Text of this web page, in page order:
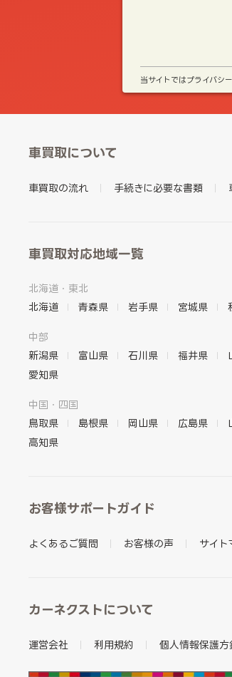
当サイトではプライバシ
車買取について
車買取の流れ 手続きに必要な書類
車買取対応地域一覧
北海道・東北
北海道
青森県 岩手県 宮城県
中部
新潟県
富山県 石川県 福井県
愛知県
中国・四国
鳥取県
島根県 岡山県 広島県
高知県
お客様サポートガイド
よくあるご質問 お客様の声 サイト
カーネクストについて
運営会社 利用規約 個人情報保護方